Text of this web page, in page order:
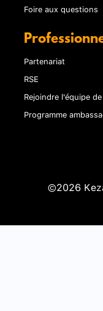
Foire aux questions
Partenariat
RSE
Rejoindre l'équipe
Programme
©2026